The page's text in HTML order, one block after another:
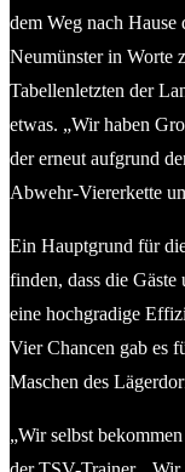
dem Weg nach Hause
Neumünster in Worte
Tabellenletzten der
etwas. „Wir haben
der erneut aufgrund
Abwehr-Viererkette
Ein Hauptgrund für
finden, dass die
eine hochgradige
Vier Chancen gab es
Maschen des
„Wir selbst